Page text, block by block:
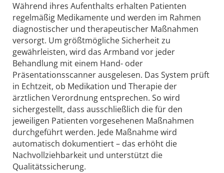
Während ihres Aufenthalts erhalten Patienten
regelmäßig Medikamente und werden im Rahmen
diagnostischer und therapeutischer Maßnahmen
versorgt. Um größtmögliche Sicherheit zu
gewährleisten, wird das Armband vor jeder
Behandlung mit einem Hand- oder
Präsentationsscanner ausgelesen. Das System prüft
in Echtzeit, ob Medikation und Therapie der
ärztlichen Verordnung entsprechen. So wird
sichergestellt, dass ausschließlich die für den
jeweiligen Patienten vorgesehenen Maßnahmen
durchgeführt werden. Jede Maßnahme wird
automatisch dokumentiert – das erhöht die
Nachvollziehbarkeit und unterstützt die
Qualitätssicherung.